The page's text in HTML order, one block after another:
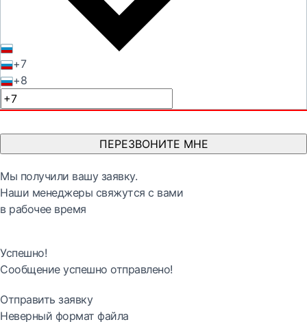
+7
+8
ПЕРЕЗВОНИТЕ МНЕ
Мы получили вашу заявку.
Наши менеджеры свяжутся с вами
в рабочее время
Успешно!
Сообщение успешно отправлено!
Отправить заявку
Неверный формат файла